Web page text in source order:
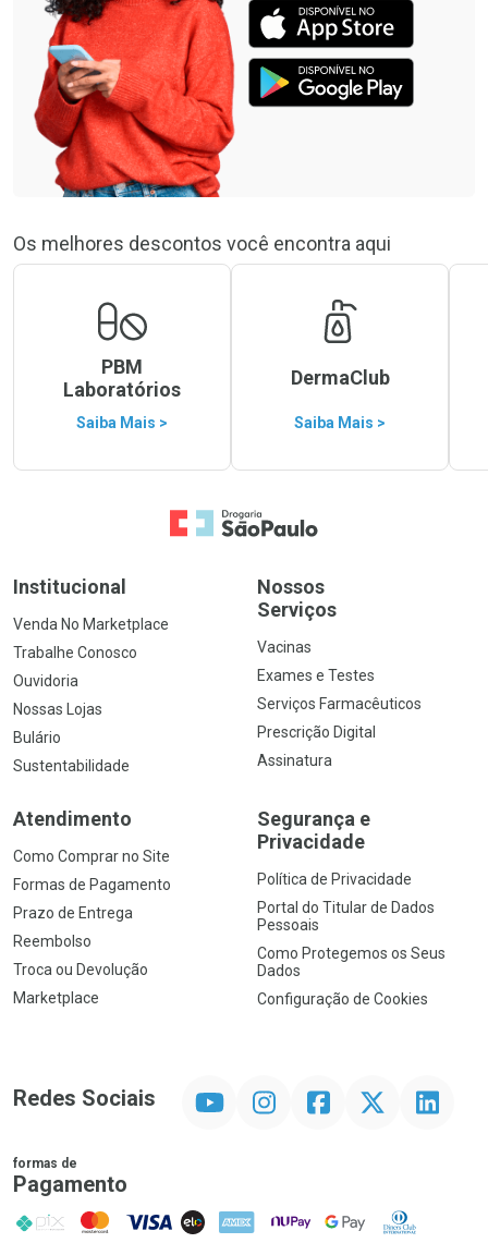
Os melhores descontos você encontra aqui
PBM
Laboratórios
Saiba Mais >
DermaClub
Saiba Mais >
Ir para a Home
Institucional
Venda No Marketplace
Trabalhe Conosco
Ouvidoria
Nossas Lojas
Bulário
Sustentabilidade
Nossos
Serviços
Vacinas
Exames e Testes
Serviços Farmacêuticos
Prescrição Digital
Assinatura
Atendimento
Como Comprar no Site
Formas de Pagamento
Prazo de Entrega
Reembolso
Troca ou Devolução
Marketplace
Segurança e
Privacidade
Política de Privacidade
Portal do Titular de Dados
Pessoais
Como Protegemos os Seus
Dados
Configuração de Cookies
Redes Sociais InstagramFacebookTwitter Linkedin
formas de
Pagamento
PIX MasterCard
VISA ELO AMEX NuPay Google PayDiners Club